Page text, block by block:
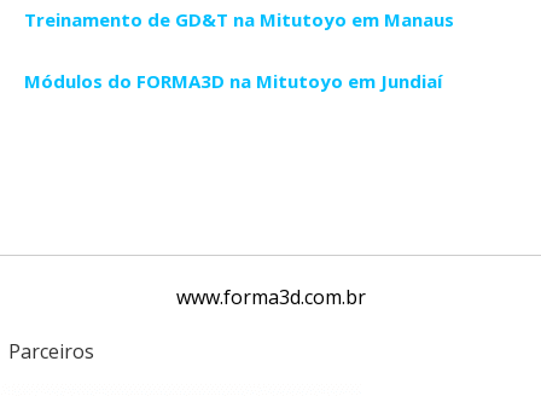
Treinamento de GD&T na Mitutoyo em Manaus
Módulos do FORMA3D na Mitutoyo em Jundiaí
www.forma3d.com.br
Parceiros